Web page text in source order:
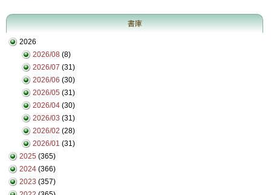
書庫
2026
2026/08 (8)
2026/07 (31)
2026/06 (30)
2026/05 (31)
2026/04 (30)
2026/03 (31)
2026/02 (28)
2026/01 (31)
2025 (365)
2024 (366)
2023 (357)